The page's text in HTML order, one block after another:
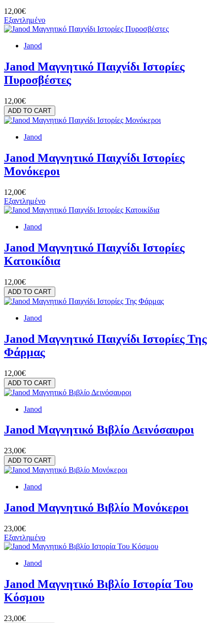
12,00€
Εξαντλημένο
Janod
Janod Μαγνητικό Παιχνίδι Ιστορίες
Πυροσβέστες
12,00€
ADD TO CART
Janod
Janod Μαγνητικό Παιχνίδι Ιστορίες
Μονόκεροι
12,00€
Εξαντλημένο
Janod
Janod Μαγνητικό Παιχνίδι Ιστορίες
Κατοικίδια
12,00€
ADD TO CART
Janod
Janod Μαγνητικό Παιχνίδι Ιστορίες Της
Φάρμας
12,00€
ADD TO CART
Janod
Janod Μαγνητικό Βιβλίο Δεινόσαυροι
23,00€
ADD TO CART
Janod
Janod Μαγνητικό Βιβλίο Μονόκεροι
23,00€
Εξαντλημένο
Janod
Janod Μαγνητικό Βιβλίο Ιστορία Του
Κόσμου
23,00€